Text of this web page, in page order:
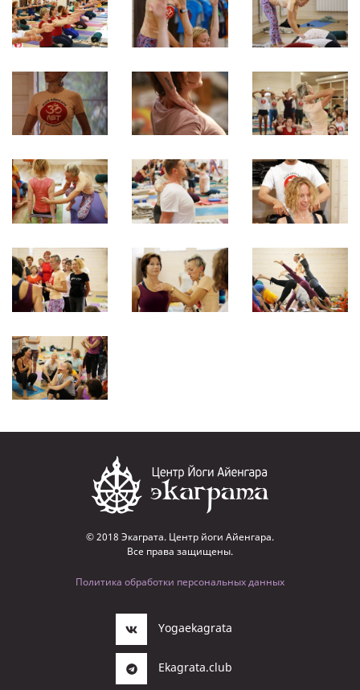
© 2018 Экаграта. Центр йоги Айенгара.
Все права защищены.
Политика обработки персональных данных
Yogaekagrata
Ekagrata.club